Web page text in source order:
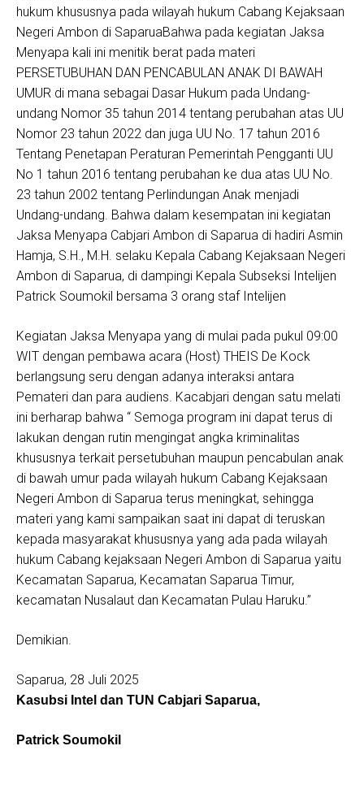
hukum khususnya pada wilayah hukum Cabang Kejaksaan
Negeri Ambon di SaparuaBahwa pada kegiatan Jaksa
Menyapa kali ini menitik berat pada materi
PERSETUBUHAN DAN PENCABULAN ANAK DI BAWAH
UMUR di mana sebagai Dasar Hukum pada Undang-
undang Nomor 35 tahun 2014 tentang perubahan atas UU
Nomor 23 tahun 2022 dan juga UU No. 17 tahun 2016
Tentang Penetapan Peraturan Pemerintah Pengganti UU
No 1 tahun 2016 tentang perubahan ke dua atas UU No.
23 tahun 2002 tentang Perlindungan Anak menjadi
Undang-undang. Bahwa dalam kesempatan ini kegiatan
Jaksa Menyapa Cabjari Ambon di Saparua di hadiri Asmin
Hamja, S.H., M.H. selaku Kepala Cabang Kejaksaan Negeri
Ambon di Saparua, di dampingi Kepala Subseksi Intelijen
Patrick Soumokil bersama 3 orang staf Intelijen
Kegiatan Jaksa Menyapa yang di mulai pada pukul 09:00
WIT dengan pembawa acara (Host) THEIS De Kock
berlangsung seru dengan adanya interaksi antara
Pemateri dan para audiens. Kacabjari dengan satu melati
ini berharap bahwa “ Semoga program ini dapat terus di
lakukan dengan rutin mengingat angka kriminalitas
khususnya terkait persetubuhan maupun pencabulan anak
di bawah umur pada wilayah hukum Cabang Kejaksaan
Negeri Ambon di Saparua terus meningkat, sehingga
materi yang kami sampaikan saat ini dapat di teruskan
kepada masyarakat khususnya yang ada pada wilayah
hukum Cabang kejaksaan Negeri Ambon di Saparua yaitu
Kecamatan Saparua, Kecamatan Saparua Timur,
kecamatan Nusalaut dan Kecamatan Pulau Haruku.”
Demikian.
Saparua, 28 Juli 2025
Kasubsi Intel dan TUN Cabjari Saparua,
Patrick Soumokil